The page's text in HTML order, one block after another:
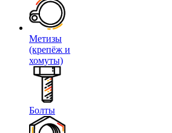
Метизы
(крепёж и
хомуты)
Болты